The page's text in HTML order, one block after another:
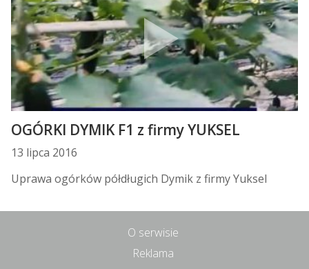
OGÓRKI DYMIK F1 z firmy YUKSEL
13 lipca 2016
Uprawa ogórków półdługich Dymik z firmy Yuksel
O serwisie
Reklama